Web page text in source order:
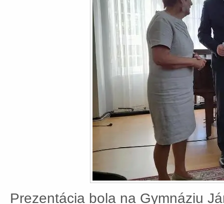
Prezentácia bola na Gymnáziu